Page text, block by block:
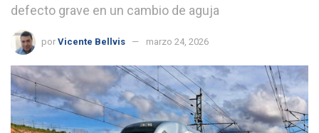
defecto grave en un cambio de aguja
por Vicente Bellvis marzo 24, 2026